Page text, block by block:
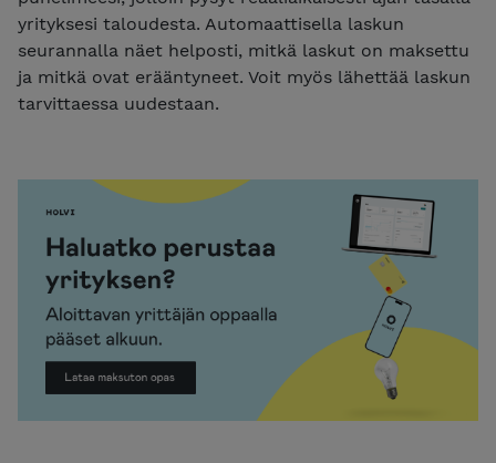
yrityksesi taloudesta. Automaattisella laskun
seurannalla näet helposti, mitkä laskut on maksettu
ja mitkä ovat erääntyneet. Voit myös lähettää laskun
tarvittaessa uudestaan.